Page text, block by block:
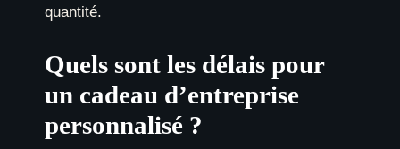
quantité.
Quels sont les délais pour
un cadeau d’entreprise
personnalisé ?